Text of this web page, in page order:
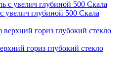
увелич глубиной 500 Скала
гориз глубокий стекло